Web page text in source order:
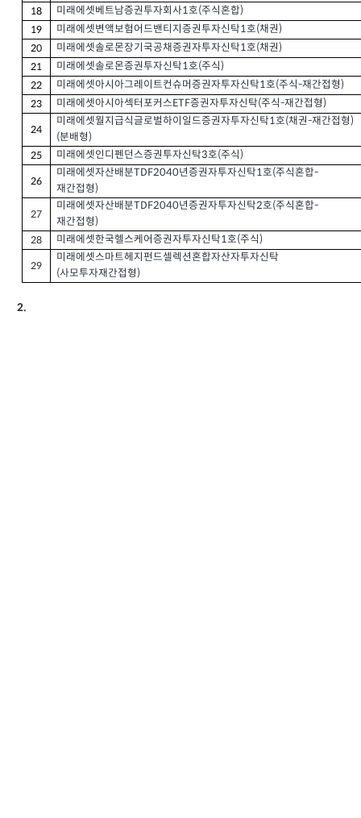
18
미래에셋베트남증권투자회사1호(주식혼합)
19
미래에셋변액보험어드밴티지증권투자신탁1호(채권)
20
미래에셋솔로몬장기국공채증권자투자신탁1호(채권)
21
미래에셋솔로몬증권투자신탁1호(주식)
22
미래에셋아시아그레이트컨슈머증권자투자신탁1호(주식-재간접형)
23
미래에셋아시아섹터포커스ETF증권자투자신탁(주식-재간접형)
24
미래에셋월지급식글로벌하이일드증권자투자신탁1호(채권-재간접형)
(분배형)
25
미래에셋인디펜던스증권투자신탁3호(주식)
26
미래에셋자산배분TDF2040년증권자투자신탁1호(주식혼합-
재간접형)
27
미래에셋자산배분TDF2040년증권자투자신탁2호(주식혼합-
재간접형)
28
미래에셋한국헬스케어증권자투자신탁1호(주식)
29
미래에셋스마트헤지펀드셀렉션혼합자산자투자신탁
(사모투자재간접형)
2.